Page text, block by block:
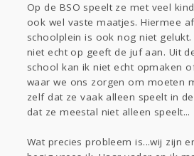
Op de BSO speelt ze met veel
ook wel vaste maatjes. Hiermee
schoolplein is ook nog niet gelukt.
niet echt op geeft de juf aan. Uit
school kan ik niet echt opmaken
waar we ons zorgen om moeten
zelf dat ze vaak alleen speelt in
dat ze meestal niet alleen speelt...
Wat precies probleem is...wij zijn